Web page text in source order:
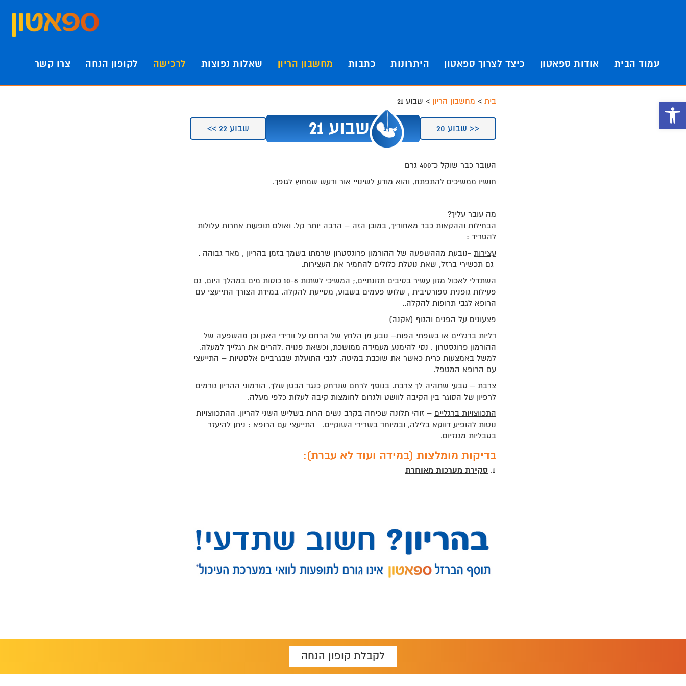
פתח סרגל נגישות
עמוד הבית אודות ספאטון כיצד לצרוך ספאטון היתרונות כתבות מחשבון הריון שאלות נפוצות לרכישה לקופון הנחה צרו קשר
בית > מחשבון הריון > שבוע 21
<< שבוע 20 שבוע 21 שבוע 22 >>
העובר כבר שוקל כ־400 גרם
חושיו ממשיכים להתפתח, והוא מודע לשינויי אור ורעש שמחוץ לגופך.
מה עובר עליך?
הבחילות וההקאות כבר מאחוריך, במובן הזה – הרבה יותר קל. ואולם תופעות אחרות עלולות
להטריד :
עצירות -נובעת מההשפעה של ההורמון פרוגסטרון שרמתו בשמך בזמן בהריון , מאד גבוהה .
גם תכשירי ברזל, שאת נוטלת כלולים להחמיר את העצירות.
השתדלי לאכול מזון עשיר בסיבים תזונתיים,; המשיכי לשתות 10-8 כוסות מים במהלך היום, גם
פעילות גופנית ספורטיבית , שלוש פעמים בשבוע, מסייעת להקלה. במידת הצורך התייעצי עם
הרופא לגבי תרופות להקלה..
פצעונים על הפנים והגוף (אקנה)
דליות ברגליים או בשפתי הפות– נובע מן הלחץ של הרחם על וורידי האגן וכן מהשפעה של
ההורמון פרוגסטרון . נסי להימנע מעמידה ממושכת, וכשאת פנויה ,להרים את רגלייך למעלה,
למשל באמצעות כרית כאשר את שוכבת במיטה. לגבי התועלת שבגרביים אלסטיות – התייעצי
עם הרופא המטפל.
צרבת – טבעי שתהיה לך צרבת. בנוסף לרחם שנדחק כנגד הבטן שלך, הורמוני ההריון גורמים
לרפיון של הסוגר בין הקיבה לוושט ולגרום לחומצות קיבה לעלות כלפי מעלה.
התכווצויות ברגליים – זוהי תלונה שכיחה בקרב נשים הרות בשליש השני להריון. ההתכווצויות
נוטות להופיע דווקא בלילה, ובמיוחד בשרירי השוקיים. התייעצי עם הרופא : ניתן להיעזר
בטבליות מגנזיום.
בדיקות מומלצות (במידה ועוד לא עברת):
סקירת מערכות מאוחרת
לקבלת קופון הנחה